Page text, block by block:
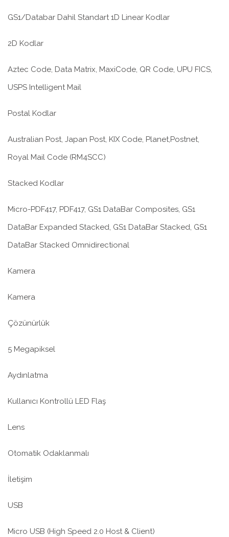
GS1/Databar Dahil Standart 1D Linear Kodlar
2D Kodlar
Aztec Code, Data Matrix, MaxiCode, QR Code, UPU FICS,
USPS Intelligent Mail
Postal Kodlar
Australian Post, Japan Post, KIX Code, Planet,Postnet,
Royal Mail Code (RM4SCC)
Stacked Kodlar
Micro-PDF417, PDF417, GS1 DataBar Composites, GS1
DataBar Expanded Stacked, GS1 DataBar Stacked, GS1
DataBar Stacked Omnidirectional
Kamera
Kamera
Çözünürlük
5 Megapiksel
Aydınlatma
Kullanıcı Kontrollü LED Flaş
Lens
Otomatik Odaklanmalı
İletişim
USB
Micro USB (High Speed 2.0 Host & Client)